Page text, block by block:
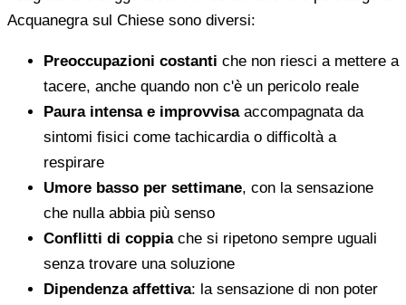
Acquanegra sul Chiese sono diversi:
Preoccupazioni costanti che non riesci a mettere a
tacere, anche quando non c'è un pericolo reale
Paura intensa e improvvisaaccompagnata da
sintomi fisici come tachicardia o difficoltà a
respirare
Umore basso per settimane, con la sensazione
che nulla abbia più senso
Conflitti di coppiache si ripetono sempre uguali
senza trovare una soluzione
Dipendenza affettiva: la sensazione di non poter